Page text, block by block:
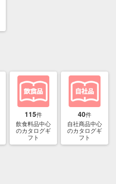
115件
飲食料品中心
のカタログギ
フト
40件
自社商品中心
のカタログギ
フト